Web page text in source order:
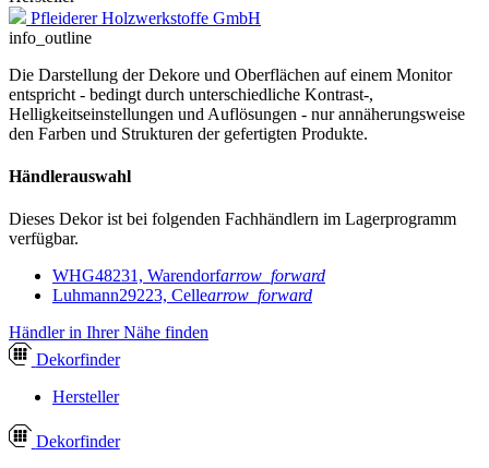
Pfleiderer Holzwerkstoffe GmbH
info_outline
Die Darstellung der Dekore und Oberflächen auf einem Monitor
entspricht - bedingt durch unterschiedliche Kontrast-,
Helligkeitseinstellungen und Auflösungen - nur annäherungsweise
den Farben und Strukturen der gefertigten Produkte.
Händlerauswahl
Dieses Dekor ist bei folgenden Fachhändlern im Lagerprogramm
verfügbar.
WHG48231, Warendorfarrow_forward
Luhmann29223, Cellearrow_forward
Händler in Ihrer Nähe finden
Dekorfinder
Hersteller
Dekorfinder